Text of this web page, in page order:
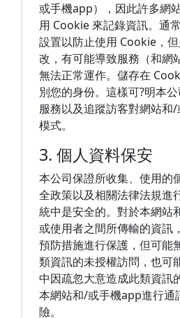
或手機app），因此許多網
用 Cookie 來記錄資訊。通
設置以防止使用 Cookie，
改，有可能導致服務（和網
無法正常運作。儲存在
別您的身份。這樣可?明本
服務以及追蹤訪客對網站和
模式。
3. 個人資料保安
本公司保證所收集、使用的
全政策以及相關法律法規進
統中是安全的。對於本網站
或使用者之間所傳輸的資訊
預防措施進行保護，但可能
類資訊的未授權訪問，也可
中因疏忽大意造成此類資訊
本網站和/或手機app進行通
險。